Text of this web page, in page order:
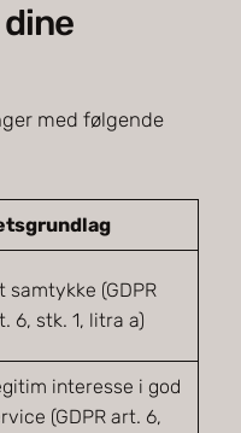
med følgende
samtykke (GDPR
6, stk. 1, litra a)
interesse i god
(GDPR art. 6,